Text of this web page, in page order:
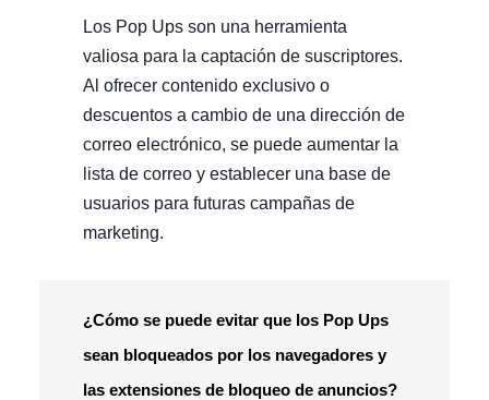
Los Pop Ups son una herramienta
valiosa para la captación de suscriptores.
Al ofrecer contenido exclusivo o
descuentos a cambio de una dirección de
correo electrónico, se puede aumentar la
lista de correo y establecer una base de
usuarios para futuras campañas de
marketing.
¿Cómo se puede evitar que los Pop Ups
sean bloqueados por los navegadores y
las extensiones de bloqueo de anuncios?